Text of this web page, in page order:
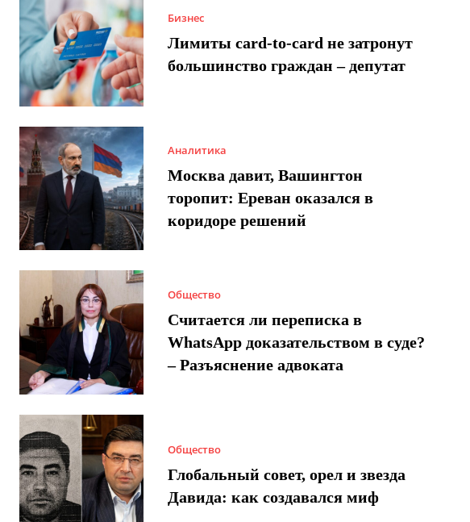
Бизнес
Лимиты card-to-card не затронут
большинство граждан – депутат
Аналитика
Москва давит, Вашингтон
торопит: Ереван оказался в
коридоре решений
Общество
Считается ли переписка в
WhatsApp доказательством в суде?
– Разъяснение адвоката
Общество
Глобальный совет, орел и звезда
Давида: как создавался миф